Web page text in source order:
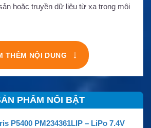
hoặc truyền dữ liệu từ xa trong môi
THÊM NỘI DUNG ↓
PHẨM NỔI BẬT
P5400 PM234361LIP – LiPo 7.4V